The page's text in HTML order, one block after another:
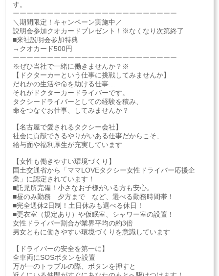
す。
ーーーーーーーーーーーーーーーーーーーーーーーー
＼期間限定！キャンペーン実施中／
説明会参加クオカードプレゼント！※なくなり次第終了
■来社説明会参加特典
→クオカード500円
ーーーーーーーーーーーーーーーーーーーーーーーー
※ぜひ当社で一緒に働きませんか？※
【ドクターカーという仕事に挑戦してみませんか】
だれかの生活や命を助ける仕事…
それがドクターカードライバーです。
タクシードライバーとしての経験を積み、
命をつなぐお仕事、してみませんか？
【名古屋で愛されるタクシー会社】
社会に貢献できるやりがいある仕事だからこそ、
給与面や福利厚生が充実しています
【女性も働きやすい環境づくり】
国土交通省から「ママLOVEタクシー女性ドライバー応援企
業」に認定されています！
■託児所完備！小さなお子様がいる方も安心。
■昼のみ勤務 夕方まで など、選べる勤務時間帯！
■完全週休2日制！土日休みも選べる休日！
■更衣室（規定あり）や仮眠室、シャワー室の設置！
女性ドライバー割合が業界平均の約3倍
男女ともに働きやすい環境づくりを意識しています
【ドライバーの安全を第一に】
全車両にSOSボタンを設置
万が一のトラブルの際、ボタンを押すと